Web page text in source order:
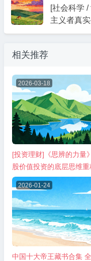
[社会科学 /
主义者真
相关推荐
2026-03-18
[投资理财]《思辨的力量
股价值投资的底层思维重
2026-01-24
中国十大帝王藏书合集